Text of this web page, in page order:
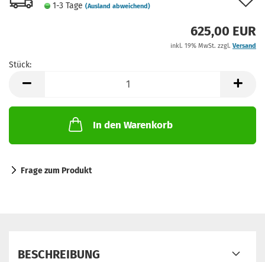
1-3 Tage (Ausland abweichend)
625,00 EUR
inkl. 19% MwSt. zzgl. Versand
Stück:
In den Warenkorb
Frage zum Produkt
BESCHREIBUNG